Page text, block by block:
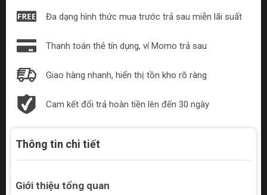
Đa dạng hình thức mua trước trả sau miễn lãi suất
Thanh toán thẻ tín dụng, ví Momo trả sau
Giao hàng nhanh, hiển thị tồn kho rõ ràng
Cam kết đổi trả hoàn tiền lên đến 30 ngày
Thông tin chi tiết
Giới thiệu tổng quan